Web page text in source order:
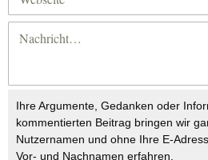
Ihre Argumente, Gedanken oder
kommentierten Beitrag bringen wir
Nutzernamen und ohne Ihre E-
Vor- und Nachnamen erfahren.